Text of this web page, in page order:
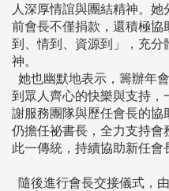
人深厚情誼與團結精神。
前會長不僅捐款，還積極協
到、情到、資源到」，充
神。
她也幽默地表示，籌辦年
到眾人齊心的快樂與支持
謝服務團隊與歷任會長的
仍擔任祕書長，全力支持
此一傳統，持續協助新任會
隨後進行會長交接儀式，